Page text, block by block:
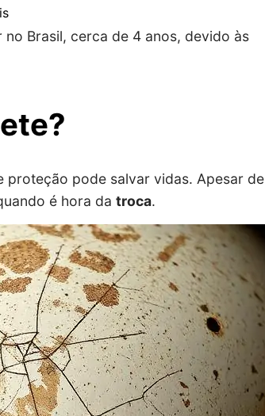
Brasil, cerca de 4 anos, devido às
proteção pode salvar vidas. Apesar de
é hora da troca.